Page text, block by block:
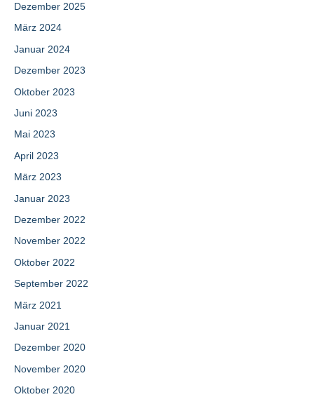
Dezember 2025
März 2024
Januar 2024
Dezember 2023
Oktober 2023
Juni 2023
Mai 2023
April 2023
März 2023
Januar 2023
Dezember 2022
November 2022
Oktober 2022
September 2022
März 2021
Januar 2021
Dezember 2020
November 2020
Oktober 2020